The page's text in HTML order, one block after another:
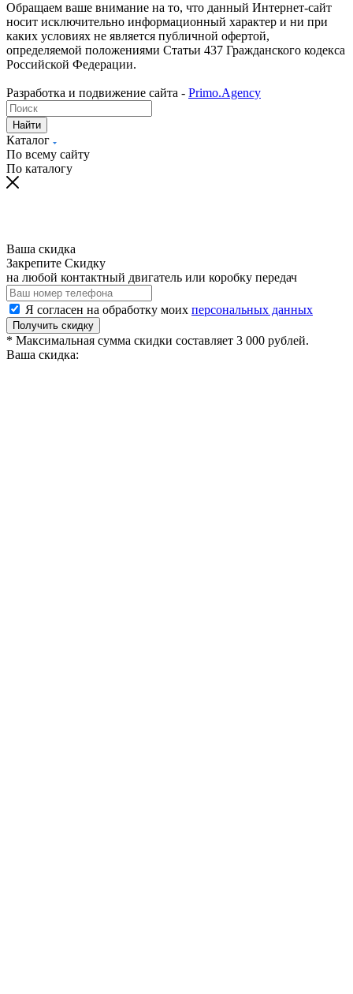
Обращаем ваше внимание на то, что данный Интернет-сайт
носит исключительно информационный характер и ни при
каких условиях не является публичной офертой,
определяемой положениями Статьи 437 Гражданского кодекса
Российской Федерации.
Разработка и подвижение сайта - Primo.Agency
Найти
Каталог
По всему сайту
По каталогу
Ваша скидка
Закрепите Скидку
на любой контактный двигатель или коробку передач
Я согласен на обработку моих персональных данных
Получить скидку
* Максимальная сумма скидки составляет 3 000 рублей.
Ваша скидка: